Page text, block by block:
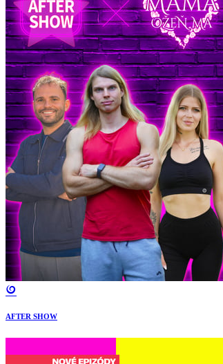
AFTER SHOW